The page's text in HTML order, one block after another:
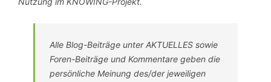
Alle Blog-Beiträge unter AKTUELLES sowie
Foren-Beiträge und Kommentare geben die
persönliche Meinung des/der jeweiligen